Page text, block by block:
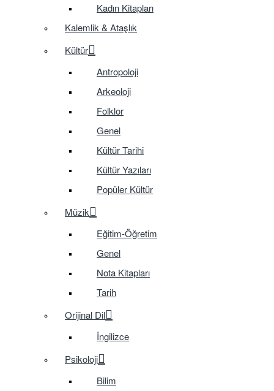
Kadın Kitapları
Kalemlik & Ataşlık
Kültür
Antropoloji
Arkeoloji
Folklor
Genel
Kültür Tarihi
Kültür Yazıları
Popüler Kültür
Müzik
Eğitim-Öğretim
Genel
Nota Kitapları
Tarih
Orijinal Dil
İngilizce
Psikoloji
Bilim